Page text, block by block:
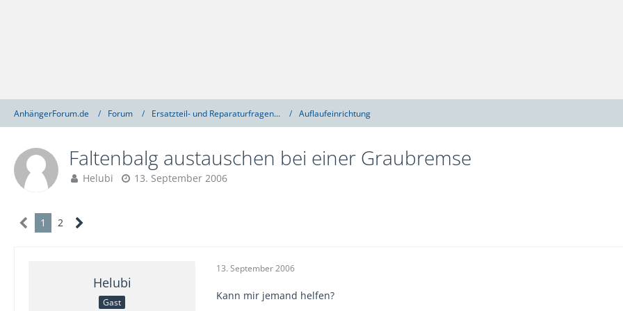
AnhängerForum.de Forum Ersatzteil- und Reparaturfragen... Auflaufeinrichtung
Faltenbalg austauschen bei einer Graubremse
Helubi 13. September 2006
1 2
Helubi
Gast
13. September 2006
Kann mir jemand helfen?